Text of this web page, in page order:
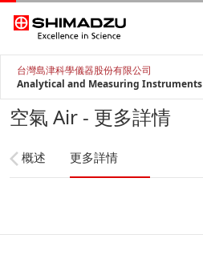
台灣島津科學儀器股份有限公司
Analytical and Measuring Instruments
空氣 Air - 更多詳情
概述 更多詳情